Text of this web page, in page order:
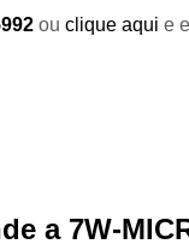
ou clique aqui e
a 7W-